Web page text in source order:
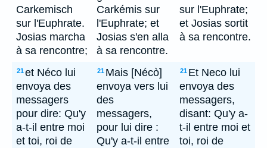
Carkemisch
sur l'Euphrate.
Josias marcha
à sa rencontre;
Carkémis sur
l'Euphrate; et
Josias s'en alla
à sa rencontre.
sur l'Euphrate;
et Josias sortit
à sa rencontre.
21et Néco lui
envoya des
messagers
pour dire: Qu'y
a-t-il entre moi
et toi, roi de
21 Mais [Nécò]
envoya vers lui
des
messagers,
pour lui dire :
Qu'y a-t-il entre
21 Et Neco lui
envoya des
messagers,
disant: Qu'y a-
t-il entre moi et
toi, roi de